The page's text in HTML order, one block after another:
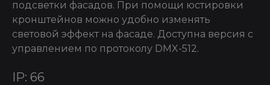
подсветки фасадов. При помощи юстировки
кронштейнов можно удобно изменять
световой эффект на фасаде. Доступна версия с
управлением по протоколу DMX-512.
IP: 66